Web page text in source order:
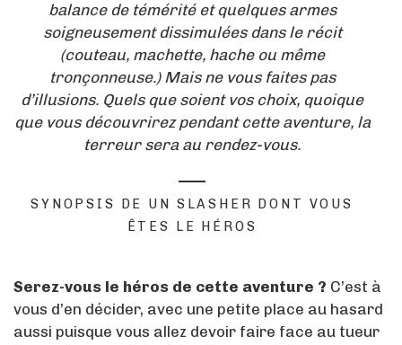
balance de témérité et quelques armes
soigneusement dissimulées dans le récit
(couteau, machette, hache ou même
tronçonneuse.) Mais ne vous faites pas
d’illusions. Quels que soient vos choix, quoique
que vous découvrirez pendant cette aventure, la
terreur sera au rendez-vous.
SYNOPSIS DE UN SLASHER DONT VOUS
ÊTES LE HÉROS
Serez-vous le héros de cette aventure ? C’est à
vous d’en décider, avec une petite place au hasard
aussi puisque vous allez devoir faire face au tueur